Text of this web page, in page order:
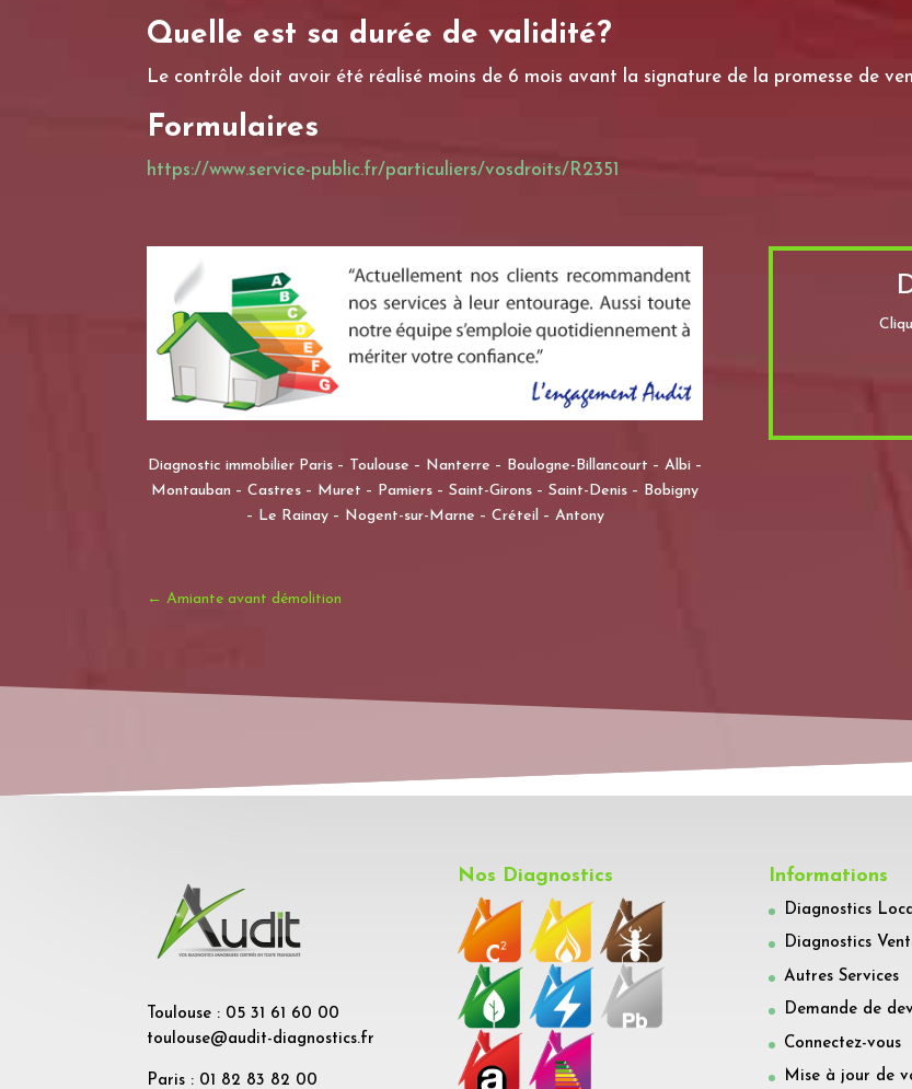
Quelle est sa durée de validité?
Le contrôle doit avoir été réalisé moins de 6 mois avant la signature de la promesse de
Formulaires
https://www.service-public.fr/particuliers/vosdroits/R2351
Diagnostic immobilier Paris – Toulouse – Nanterre – Boulogne-Billancourt – Albi –
Montauban – Castres – Muret – Pamiers – Saint-Girons – Saint-Denis – Bobigny
– Le Rainay – Nogent-sur-Marne – Créteil – Antony
←Amiante avant démolition
Toulouse : 05 31 61 60 00
toulouse@audit-diagnostics.fr
Paris : 01 82 83 82 00
Nos Diagnostics Informations
Diagnostics
Diagnostics
Autres Services
Demande de
Connectez-vous
Mise à jour de